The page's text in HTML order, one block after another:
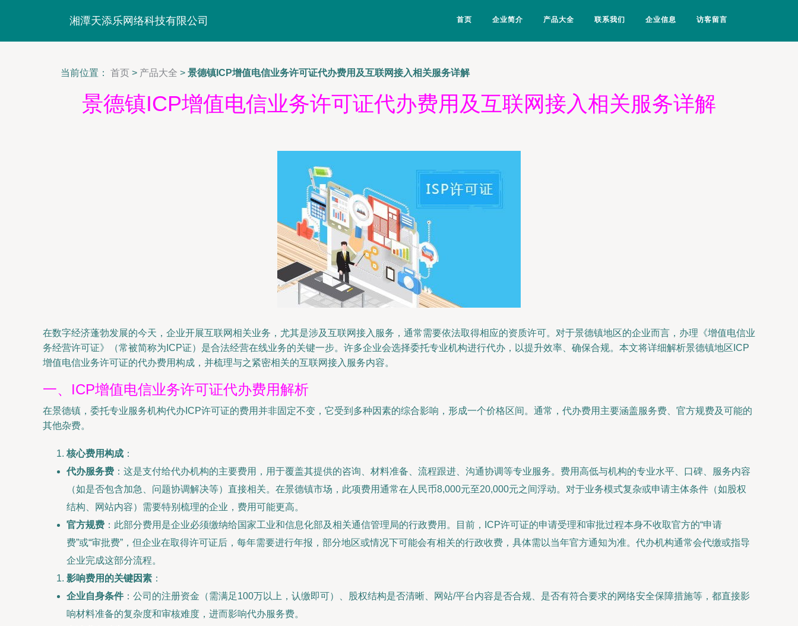
湘潭天添乐网络科技有限公司 首页 企业简介 产品大全 联系我们 企业信息 访客留言
当前位置： 首页 > 产品大全 > 景德镇ICP增值电信业务许可证代办费用及互联网接入相关服务详解
景德镇ICP增值电信业务许可证代办费用及互联网接入相关服务详解
在数字经济蓬勃发展的今天，企业开展互联网相关业务，尤其是涉及互联网接入服务，通常需要依法取得相应的资质许可。对于景德镇地区的企业而言，办理《增值电信业
务经营许可证》（常被简称为ICP证）是合法经营在线业务的关键一步。许多企业会选择委托专业机构进行代办，以提升效率、确保合规。本文将详细解析景德镇地区ICP
增值电信业务许可证的代办费用构成，并梳理与之紧密相关的互联网接入服务内容。
一、ICP增值电信业务许可证代办费用解析
在景德镇，委托专业服务机构代办ICP许可证的费用并非固定不变，它受到多种因素的综合影响，形成一个价格区间。通常，代办费用主要涵盖服务费、官方规费及可能的
其他杂费。
核心费用构成 ：
代办服务费 ：这是支付给代办机构的主要费用，用于覆盖其提供的咨询、材料准备、流程跟进、沟通协调等专业服务。费用高低与机构的专业水平、口碑、服务内容
（如是否包含加急、问题协调解决等）直接相关。在景德镇市场，此项费用通常在人民币8,000元至20,000元之间浮动。对于业务模式复杂或申请主体条件（如股权
结构、网站内容）需要特别梳理的企业，费用可能更高。
官方规费 ：此部分费用是企业必须缴纳给国家工业和信息化部及相关通信管理局的行政费用。目前，ICP许可证的申请受理和审批过程本身不收取官方的“申请
费”或“审批费”，但企业在取得许可证后，每年需要进行年报，部分地区或情况下可能会有相关的行政收费，具体需以当年官方通知为准。代办机构通常会代缴或指导
企业完成这部分流程。
影响费用的关键因素 ：
企业自身条件：公司的注册资金（需满足100万以上，认缴即可）、股权结构是否清晰、网站/平台内容是否合规、是否有符合要求的网络安全保障措施等，都直接影
响材料准备的复杂度和审核难度，进而影响代办服务费。